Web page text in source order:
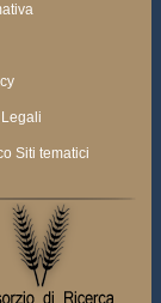
Siti tematici